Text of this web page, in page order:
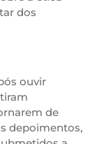
dos
ouvir
de
depoimentos,